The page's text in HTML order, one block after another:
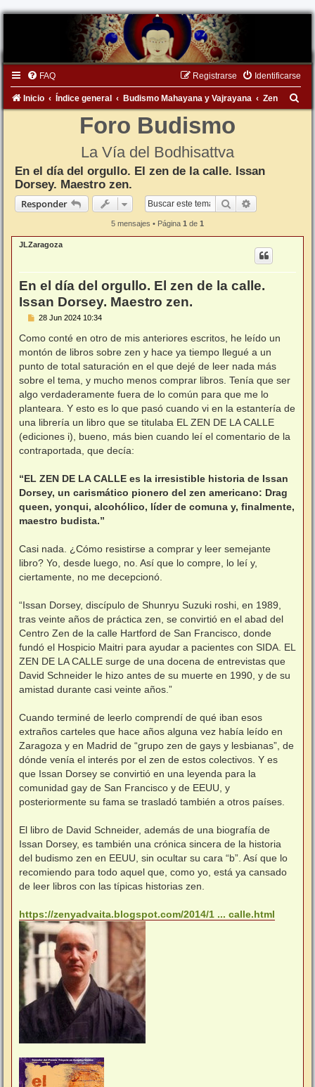
FAQ Identificarse
Registrarse
Inicio Índice general Budismo Mahayana y Vajrayana Zen
Foro Budismo
La Vía del Bodhisattva
En el día del orgullo. El zen de la calle. Issan
Dorsey. Maestro zen.
Responder
Buscar
5 mensajes • Página 1 de 1
JLZaragoza
En el día del orgullo. El zen de la calle.
Issan Dorsey. Maestro zen.
M
n
a
j
e
28 Jun 2024 10:34
Como conté en otro de mis anteriores escritos, he leído un
montón de libros sobre zen y hace ya tiempo llegué a un
punto de total saturación en el que dejé de leer nada más
sobre el tema, y mucho menos comprar libros. Tenía que ser
algo verdaderamente fuera de lo común para que me lo
planteara. Y esto es lo que pasó cuando vi en la estantería de
una librería un libro que se titulaba EL ZEN DE LA CALLE
(ediciones i), bueno, más bien cuando leí el comentario de la
contraportada, que decía:
“EL ZEN DE LA CALLE es la irresistible historia de Issan
Dorsey, un carismático pionero del zen americano: Drag
queen, yonqui, alcohólico, líder de comuna y, finalmente,
maestro budista.”
Casi nada. ¿Cómo resistirse a comprar y leer semejante
libro? Yo, desde luego, no. Así que lo compre, lo leí y,
ciertamente, no me decepcionó.
“Issan Dorsey, discípulo de Shunryu Suzuki roshi, en 1989,
tras veinte años de práctica zen, se convirtió en el abad del
Centro Zen de la calle Hartford de San Francisco, donde
fundó el Hospicio Maitri para ayudar a pacientes con SIDA. EL
ZEN DE LA CALLE surge de una docena de entrevistas que
David Schneider le hizo antes de su muerte en 1990, y de su
amistad durante casi veinte años.”
Cuando terminé de leerlo comprendí de qué iban esos
extraños carteles que hace años alguna vez había leído en
Zaragoza y en Madrid de “grupo zen de gays y lesbianas”, de
dónde venía el interés por el zen de estos colectivos. Y es
que Issan Dorsey se convirtió en una leyenda para la
comunidad gay de San Francisco y de EEUU, y
posteriormente su fama se trasladó también a otros países.
El libro de David Schneider, además de una biografía de
Issan Dorsey, es también una crónica sincera de la historia
del budismo zen en EEUU, sin ocultar su cara “b”. Así que lo
recomiendo para todo aquel que, como yo, está ya cansado
de leer libros con las típicas historias zen.
https://zenyadvaita.blogspot.com/2014/1 ... calle.html